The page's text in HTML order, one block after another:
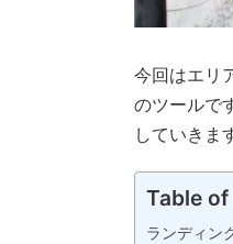
今回はエリ
のツールで
していきま
Table
ランディン